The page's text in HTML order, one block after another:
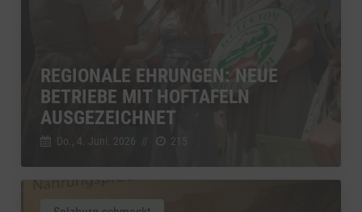
REGIONALE EHRUNGEN: NEUE
BETRIEBE MIT HOFTAFELN
AUSGEZEICHNET
Do., 4. Juni. 2026 // 215